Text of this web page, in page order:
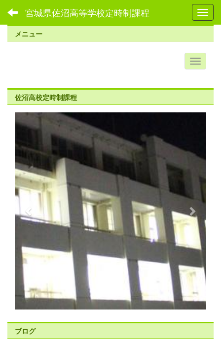
宮城県佐沼高等学校定時制課程
メニュー
佐沼高校定時制課程
r
e
v
i
o
s
ブログ